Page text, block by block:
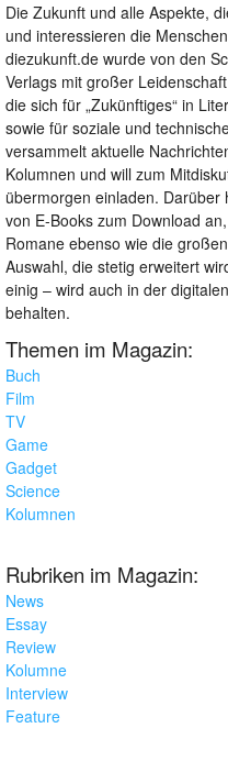
Die Zukunft und alle Aspekte,
und interessieren die
diezukunft.de wurde von den
Verlags mit großer
die sich für „Zukünftiges“ in
sowie für soziale und
versammelt aktuelle
Kolumnen und will zum
übermorgen einladen.
von E-Books zum Download
Romane ebenso wie die
Auswahl, die stetig erweitert
einig – wird auch in der
behalten.
Themen im Magazin:
Buch
Film
TV
Game
Gadget
Science
Kolumnen
Rubriken im Magazin:
News
Essay
Review
Kolumne
Interview
Feature